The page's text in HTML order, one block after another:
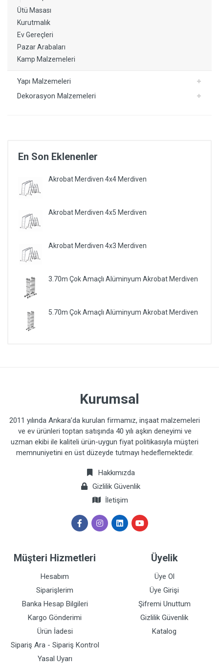
Ütü Masası
Kurutmalık
Ev Gereçleri
Pazar Arabaları
Kamp Malzemeleri
Yapı Malzemeleri
Dekorasyon Malzemeleri
En Son Eklenenler
Akrobat Merdiven 4x4 Merdiven
Akrobat Merdiven 4x5 Merdiven
Akrobat Merdiven 4x3 Merdiven
3.70m Çok Amaçlı Alüminyum Akrobat Merdiven
5.70m Çok Amaçlı Alüminyum Akrobat Merdiven
Kurumsal
2011 yılında Ankara’da kurulan firmamız, inşaat malzemeleri
ve ev ürünleri toptan satışında 40 yılı aşkın deneyimi ve
uzman ekibi ile kaliteli ürün-uygun fiyat politikasıyla müşteri
memnuniyetini en üst düzeyde tutmayı hedeflemektedir.
Hakkımızda
Gizlilik Güvenlik
İletişim
Müşteri Hizmetleri
Hesabım
Siparişlerim
Banka Hesap Bilgileri
Kargo Gönderimi
Ürün İadesi
Sipariş Ara - Sipariş Kontrol
Yasal Uyarı
Üyelik
Üye Ol
Üye Girişi
Şifremi Unuttum
Gizlilik Güvenlik
Katalog